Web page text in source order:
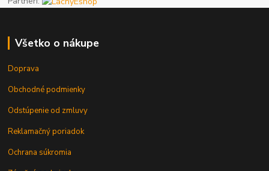
Všetko o nákupe
Doprava
Obchodné podmienky
Odstúpenie od zmluvy
Reklamačný poriadok
Ochrana súkromia